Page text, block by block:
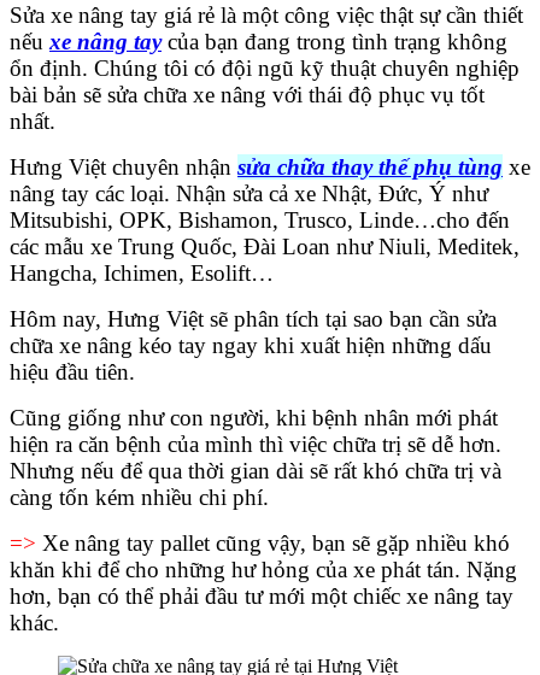
Sửa xe nâng tay giá rẻ là một công việc thật sự cần thiết
nếu xe nâng taycủa bạn đang trong tình trạng không
ổn định. Chúng tôi có đội ngũ kỹ thuật chuyên nghiệp
bài bản sẽ sửa chữa xe nâng với thái độ phục vụ tốt
nhất.
Hưng Việt chuyên nhận sửa chữa thay thế phụ tùng xe
nâng tay các loại. Nhận sửa cả xe Nhật, Đức, Ý như
Mitsubishi, OPK, Bishamon, Trusco, Linde…cho đến
các mẫu xe Trung Quốc, Đài Loan như Niuli, Meditek,
Hangcha, Ichimen, Esolift…
Hôm nay, Hưng Việt sẽ phân tích tại sao bạn cần sửa
chữa xe nâng kéo tay ngay khi xuất hiện những dấu
hiệu đầu tiên.
Cũng giống như con người, khi bệnh nhân mới phát
hiện ra căn bệnh của mình thì việc chữa trị sẽ dễ hơn.
Nhưng nếu để qua thời gian dài sẽ rất khó chữa trị và
càng tốn kém nhiều chi phí.
=> Xe nâng tay pallet cũng vậy, bạn sẽ gặp nhiều khó
khăn khi để cho những hư hỏng của xe phát tán. Nặng
hơn, bạn có thể phải đầu tư mới một chiếc xe nâng tay
khác.